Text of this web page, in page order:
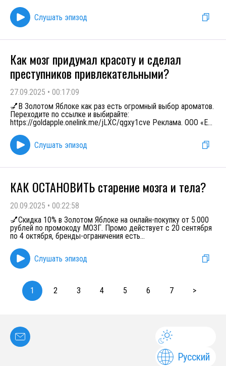
Слушать эпизод
Как мозг придумал красоту и сделал
преступников привлекательными?
27.09.2025 • 00:17:09
💅В Золотом Яблоке как раз есть огромный выбор ароматов.
Переходите по ссылке и выбирайте:
https://goldapple.onelink.me/jLXC/qgxy1cve Реклама. ООО «Е...
Слушать эпизод
КАК ОСТАНОВИТЬ старение мозга и тела?
20.09.2025 • 00:22:58
💅Скидка 10% в Золотом Яблоке на онлайн-покупку от 5.000
рублей по промокоду МОЗГ. Промо действует с 20 сентября
по 4 октября, бренды-ограничения есть...
Слушать эпизод
1 2 3 4 5 6 7 >
Русский